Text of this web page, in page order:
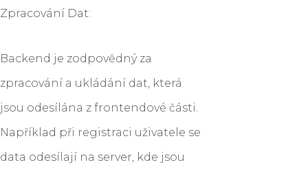
Zpracování Dat:
Backend je zodpovědný za
zpracování a ukládání dat, která
jsou odesílána z frontendové části.
Například při registraci uživatele se
data odesílají na server, kde jsou